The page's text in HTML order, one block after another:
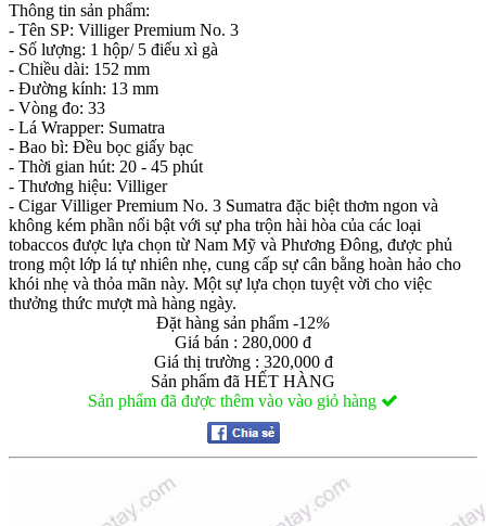
Thông tin sản phẩm:
- Tên SP: Villiger Premium No. 3
- Số lượng: 1 hộp/ 5 điếu xì gà
- Chiều dài: 152 mm
- Đường kính: 13 mm
- Vòng đo: 33
- Lá Wrapper: Sumatra
- Bao bì: Đều bọc giấy bạc
- Thời gian hút: 20 - 45 phút
- Thương hiệu: Villiger
- Cigar Villiger Premium No. 3 Sumatra đặc biệt thơm ngon và
không kém phần nổi bật với sự pha trộn hài hòa của các loại
tobaccos được lựa chọn từ Nam Mỹ và Phương Đông, được phủ
trong một lớp lá tự nhiên nhẹ, cung cấp sự cân bằng hoàn hảo cho
khói nhẹ và thỏa mãn này. Một sự lựa chọn tuyệt vời cho việc
thưởng thức mượt mà hàng ngày.
Đặt hàng sản phẩm -12%
Giá bán : 280,000 đ
Giá thị trường : 320,000 đ
Sản phẩm đã HẾT HÀNG
Sản phẩm đã được thêm vào vào giỏ hàng